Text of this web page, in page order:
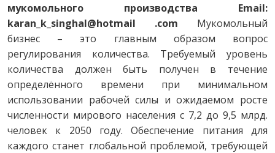
мукомольного производства
Email:
karan_k_singhal@hotmail .com Мукомольный
бизнес – это главным образом вопрос
регулирования количества. Требуемый уровень
количества должен быть получен в течение
определённого времени при минимальном
использовании рабочей силы и ожидаемом росте
численности мирового населения с 7,2 до 9,5 млрд.
человек к 2050 году. Обеспечение питания для
каждого станет глобальной проблемой, требующей